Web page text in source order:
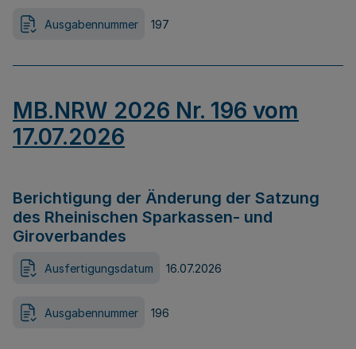
Ausgabennummer 197
MB.NRW 2026 Nr. 196 vom
17.07.2026
Berichtigung der Änderung der Satzung
des Rheinischen Sparkassen- und
Giroverbandes
Ausfertigungsdatum 16.07.2026
Ausgabennummer 196